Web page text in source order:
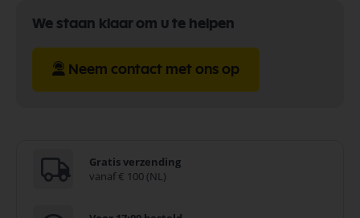
We staan klaar om u te helpen
Neem contact met ons op
Gratis verzending
vanaf € 100 (NL)